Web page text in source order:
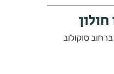
ברחוב סוקולוב